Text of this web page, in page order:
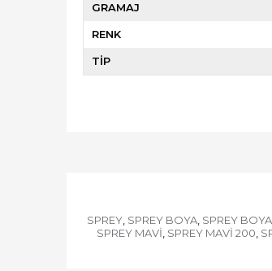
GRAMAJ
RENK
TİP
SPREY, SPREY BOYA, SPREY
SPREY MAVİ, SPREY MAVİ 200,